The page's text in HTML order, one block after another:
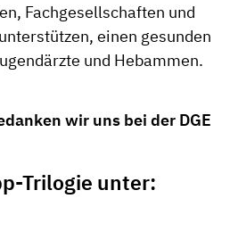
Fachgesellschaften und
einen gesunden
und Hebammen.
wir uns bei der DGE
Trilogie unter: